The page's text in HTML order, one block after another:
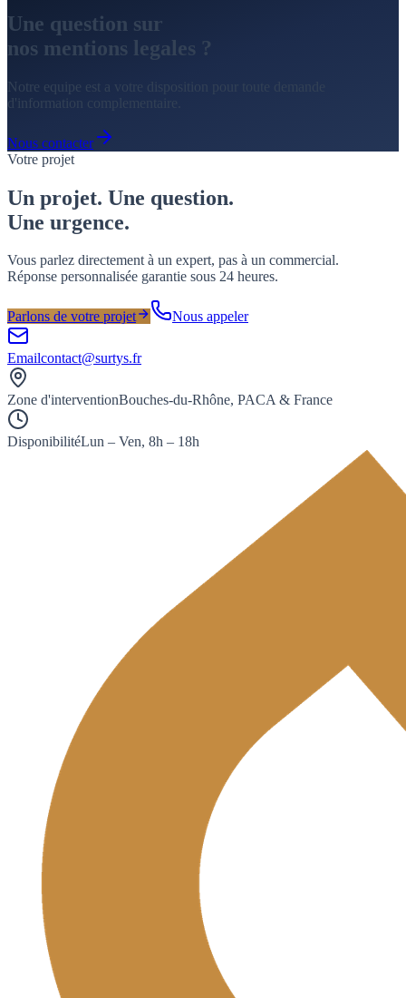
Une question sur
nos mentions legales ?
Notre equipe est a votre disposition pour toute demande
d'information complementaire.
Nous contacter
Votre projet
Un projet. Une question.
Une urgence.
Vous parlez directement à un expert, pas à un commercial.
Réponse personnalisée garantie sous 24 heures.
Parlons de votre projet Nous appeler
Emailcontact@surtys.fr
Zone d'interventionBouches-du-Rhône, PACA & France
DisponibilitéLun – Ven, 8h – 18h